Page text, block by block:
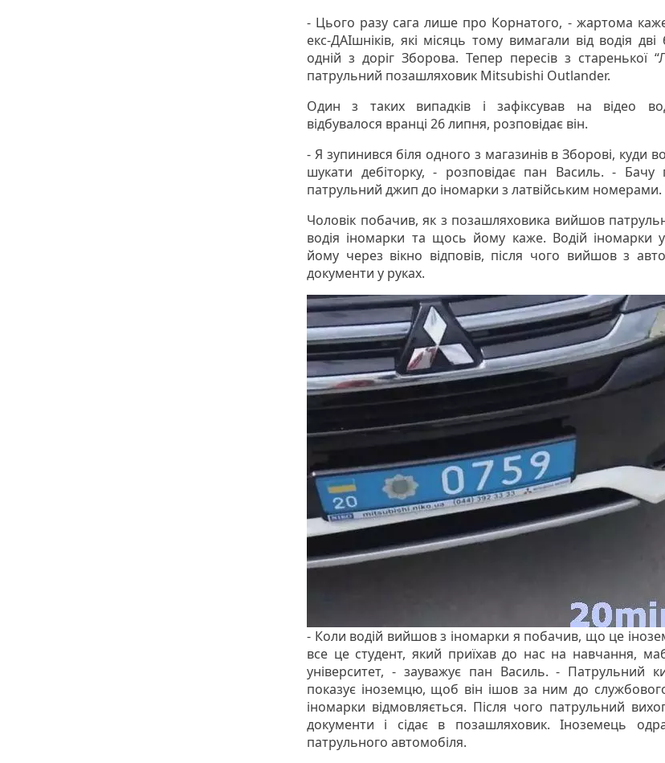
- Цього разу сага лише про Корнатого, - жартома
екс-ДАІшніків, які місяць тому вимагали від водія
одній з доріг Зборова. Тепер пересів з старенької
патрульний позашляховик Mitsubishi Outlander.
Один з таких випадків і зафіксував на відео
відбувалося вранці 26 липня, розповідає він.
- Я зупинився біля одного з магазинів в Зборові, куди
шукати дебіторку, - розповідає пан Василь. - Бачу
патрульний джип до іномарки з латвійським номерами.
Чоловік побачив, як з позашляховика вийшов
водія іномарки та щось йому каже. Водій іномарки
йому через вікно відповів, після чого вийшов з
документи у руках.
- Коли водій вийшов з іномарки я побачив, що це
все це студент, який приїхав до нас на навчання,
університет, - зауважує пан Василь. - Патрульний
показує іноземцю, щоб він ішов за ним до
іномарки відмовляється. Після чого патрульний
документи і сідає в позашляховик. Іноземець
патрульного автомобіля.